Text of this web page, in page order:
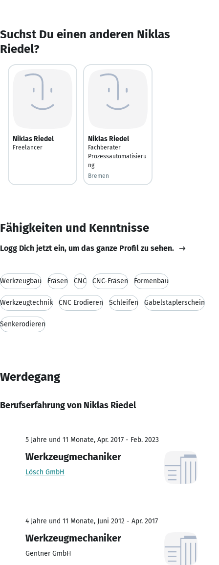
Suchst Du einen anderen Niklas
Riedel?
Niklas Riedel
Freelancer
Niklas Riedel
Fachberater
Prozessautomatisieru
ng
Bremen
Fähigkeiten und Kenntnisse
Logg Dich jetzt ein, um das ganze Profil zu sehen.
Werkzeugbau Fräsen CNC CNC-Fräsen Formenbau
Werkzeugtechnik CNC Erodieren Schleifen Gabelstaplerschein
Senkerodieren
Werdegang
Berufserfahrung von Niklas Riedel
5 Jahre und 11 Monate, Apr. 2017 - Feb. 2023
Werkzeugmechaniker
Lösch GmbH
4 Jahre und 11 Monate, Juni 2012 - Apr. 2017
Werkzeugmechaniker
Gentner GmbH